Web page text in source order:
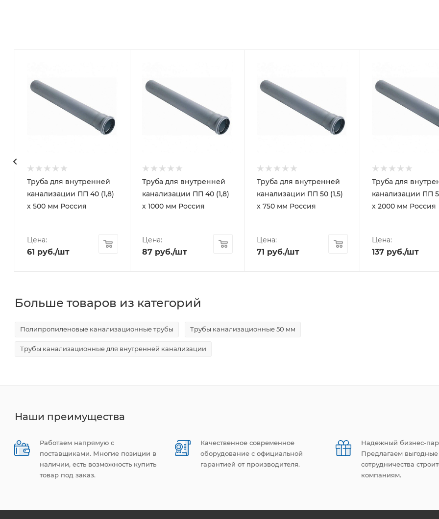
Труба для внутренней
канализации ПП 40 (1,8)
х 500 мм Россия
Цена:
61 руб./шт
Труба для внутренней
канализации ПП 40 (1,8)
х 1000 мм Россия
Цена:
87руб./шт
Труба для внутренней
канализации ПП 50 (1,5)
х 750 мм Россия
Цена:
71 руб./шт
Труба для
канализации ПП
х 2000 мм Россия
Цена:
137 руб./шт
Больше товаров из категорий
Полипропиленовые канализационные трубы Трубы канализационные 50 мм
Трубы канализационные для внутренней канализации
Наши преимущества
Работаем напрямую с
поставщиками. Многие позиции в
наличии, есть возможность купить
товар под заказ.
Качественное современное
оборудование с официальной
гарантией от производителя.
Надежный бизнес-
Предлагаем выгодные
сотрудничества
компаниям.